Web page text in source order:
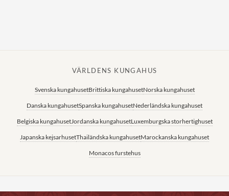
VÄRLDENS KUNGAHUS
Svenska kungahusetBrittiska kungahusetNorska kungahuset
Danska kungahusetSpanska kungahusetNederländska kungahuset
Belgiska kungahusetJordanska kungahusetLuxemburgska storhertighuset
Japanska kejsarhusetThailändska kungahusetMarockanska kungahuset
Monacos furstehus